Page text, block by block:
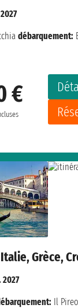
€
débarquement:
Grèce,
2027
Il Pireo